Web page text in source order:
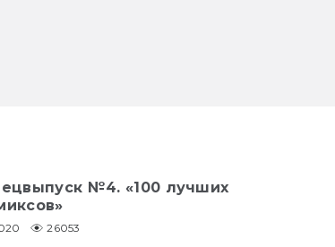
№4. «100 лучших
26053